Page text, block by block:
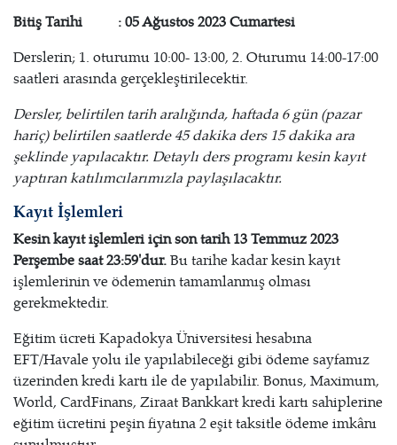
Bitiş Tarihi : 05 Ağustos 2023 Cumartesi
Derslerin; 1. oturumu 10:00- 13:00, 2. Oturumu 14:00-17:00
saatleri arasında gerçekleştirilecektir.
Dersler, belirtilen tarih aralığında, haftada 6 gün (pazar
hariç) belirtilen saatlerde 45 dakika ders 15 dakika ara
şeklinde yapılacaktır. Detaylı ders programı kesin kayıt
yaptıran katılımcılarımızla paylaşılacaktır.
Kayıt İşlemleri
Kesin kayıt işlemleri için son tarih 13 Temmuz 2023
Perşembe saat 23:59'dur.Bu tarihe kadar kesin kayıt
işlemlerinin ve ödemenin tamamlanmış olması
gerekmektedir.
Eğitim ücreti Kapadokya Üniversitesi hesabına
EFT/Havale yolu ile yapılabileceği gibi ödeme sayfamız
üzerinden kredi kartı ile de yapılabilir. Bonus, Maximum,
World, CardFinans, Ziraat Bankkart kredi kartı sahiplerine
eğitim ücretini peşin fiyatına 2 eşit taksitle ödeme imkânı